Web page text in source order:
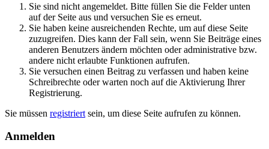
Sie sind nicht angemeldet. Bitte füllen Sie die Felder unten
auf der Seite aus und versuchen Sie es erneut.
Sie haben keine ausreichenden Rechte, um auf diese Seite
zuzugreifen. Dies kann der Fall sein, wenn Sie Beiträge eines
anderen Benutzers ändern möchten oder administrative bzw.
andere nicht erlaubte Funktionen aufrufen.
Sie versuchen einen Beitrag zu verfassen und haben keine
Schreibrechte oder warten noch auf die Aktivierung Ihrer
Registrierung.
Sie müssen registriert sein, um diese Seite aufrufen zu können.
Anmelden